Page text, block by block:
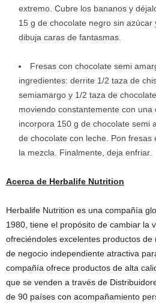
extremo. Cubre los bananos y
15 g de chocolate negro sin azúcar
dibuja caras de fantasmas.
Fresas con chocolate semi
ingredientes: derrite 1/2 taza de
semiamargo y 1/2 taza de
moviendo constantemente con
incorpora 150 g de chocolate semi
de chocolate con leche. Pon fresas
la mezcla. Finalmente, deja enfriar.
Acerca de Herbalife Nutrition
Herbalife Nutrition es una compañía
1980, tiene el propósito de cambiar la
ofreciéndoles excelentes productos
de negocio independiente atractiva
compañía ofrece productos de alta
que se venden a través de
de 90 países con acompañamiento